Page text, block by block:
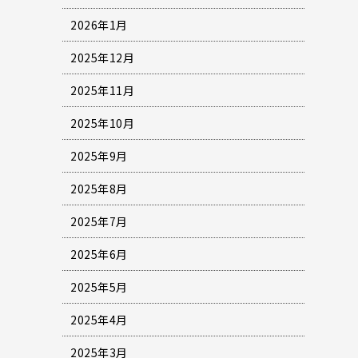
2026年1月
2025年12月
2025年11月
2025年10月
2025年9月
2025年8月
2025年7月
2025年6月
2025年5月
2025年4月
2025年3月